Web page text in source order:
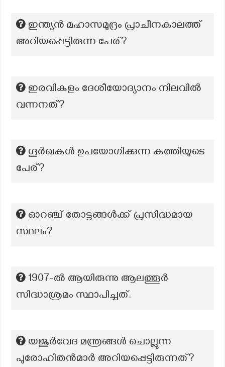
ഇന്ത്യൻ മഹാസമുദ്രം പ്രാചീനകാലത്ത്
അറിയപ്പെട്ടിരുന്ന പേര്?
ഇരവികുളം ദേശീയോദ്യാനം നിലവില്‍
വന്നനത്?
ഗൂർഖകൾ ഉപയോഗിക്കുന്ന കത്തിയുടെ
പേര്?
ഓറഞ്ച് തോട്ടങ്ങള്‍ക്ക് പ്രസിദ്ധമായ
സ്ഥലം?
1907-ല്‍ ആയിരുന്നു ആലത്തൂര്‍
സിദ്ധാശ്രമം സ്ഥാപിച്ചത്.
യജുർവേദ മന്ത്രങ്ങൾ ചൊല്ലുന്ന
പുരോഹിതൻമാർ അറിയപ്പെട്ടിരുന്നത്?